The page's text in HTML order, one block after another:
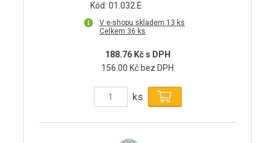
Kód: 01.032.E
V e-shopu skladem 13 ks
Celkem 36 ks
188.76 Kč s DPH
156.00 Kč bez DPH
ks